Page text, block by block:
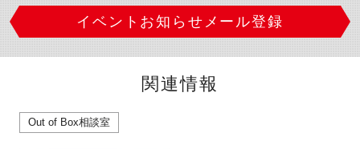
イベントお知らせメール登録
関連情報
Out of Box相談室